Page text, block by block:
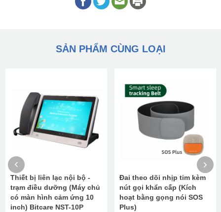
SẢN PHẨM CÙNG LOẠI
Thiết bị liên lạc nội bộ -
trạm điều dưỡng (Máy chủ
có màn hình cảm ứng 10
inch) Bitcare NST-10P
Đai theo dõi nhịp tim kèm
nút gọi khẩn cấp (Kích
hoạt bằng gọng nói SOS
Plus)